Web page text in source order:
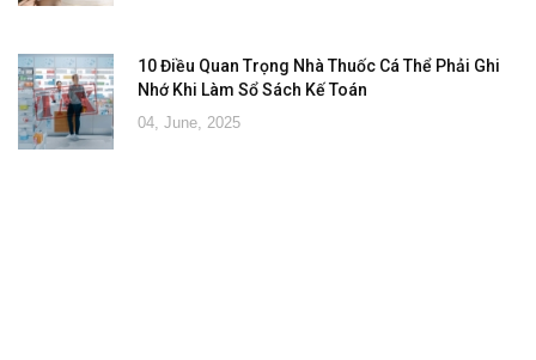
10 Điều Quan Trọng Nhà Thuốc Cá Thể Phải Ghi
Nhớ Khi Làm Sổ Sách Kế Toán
04, June, 2025